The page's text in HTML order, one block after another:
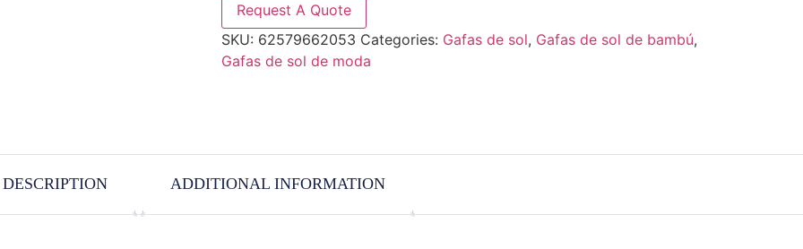
Request A Quote
SKU: 62579662053 Categories: Gafas de sol, Gafas de sol de bambú,
Gafas de sol de moda
DESCRIPTION ADDITIONAL INFORMATION